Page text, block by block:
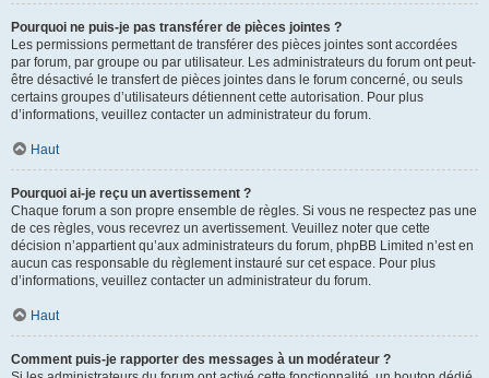
Pourquoi ne puis-je pas transférer de pièces jointes ?
Les permissions permettant de transférer des pièces jointes sont accordées
par forum, par groupe ou par utilisateur. Les administrateurs du forum ont peut-
être désactivé le transfert de pièces jointes dans le forum concerné, ou seuls
certains groupes d’utilisateurs détiennent cette autorisation. Pour plus
d’informations, veuillez contacter un administrateur du forum.
Haut
Pourquoi ai-je reçu un avertissement ?
Chaque forum a son propre ensemble de règles. Si vous ne respectez pas une
de ces règles, vous recevrez un avertissement. Veuillez noter que cette
décision n’appartient qu’aux administrateurs du forum, phpBB Limited n’est en
aucun cas responsable du règlement instauré sur cet espace. Pour plus
d’informations, veuillez contacter un administrateur du forum.
Haut
Comment puis-je rapporter des messages à un modérateur ?